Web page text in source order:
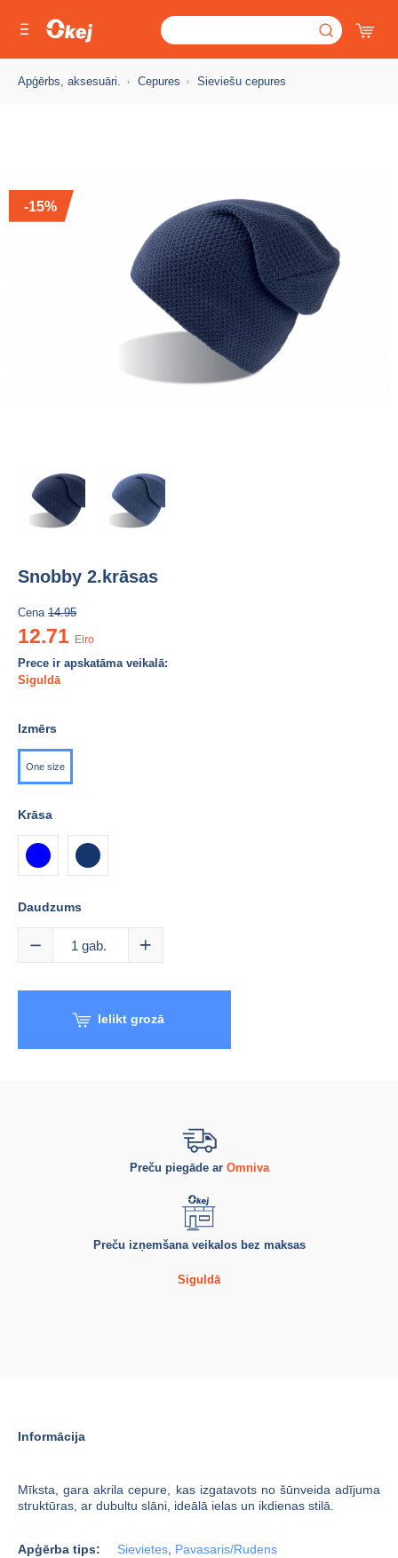
Apģērbs, aksesuāri. Cepures Sieviešu cepures
-15%
Snobby 2.krāsas
Cena 14.95
12.71 Eiro
Prece ir apskatāma veikalā:
Siguldā
Izmērs
One size
Krāsa
zila
tumši
Daudzums
1 gab.
Ielikt grozā
Preču piegāde ar Omniva
Preču izņemšana veikalos bez maksas
Siguldā
Informācija
Mīksta, gara akrila cepure, kas izgatavots no šūnveida adījuma
struktūras, ar dubultu slāni, ideālā ielas un ikdienas stilā.
Apģērba tips: Sievietes, Pavasaris/Rudens